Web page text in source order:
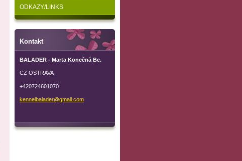
ODKAZY/LINKS
Kontakt
BALADER - Marta Konečná Bc.
CZ OSTRAVA
+420724601070
kennelbalader@gmail.com